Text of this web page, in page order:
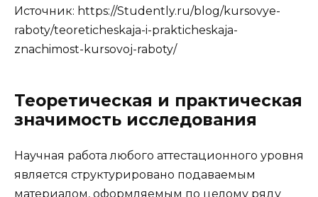
Источник: https://Studently.ru/blog/kursovye-
raboty/teoreticheskaja-i-prakticheskaja-
znachimost-kursovoj-raboty/
Теоретическая и практическая
значимость исследования
Научная работа любого аттестационного уровня
является структурировано подаваемым
материалом, оформляемым по целому ряду